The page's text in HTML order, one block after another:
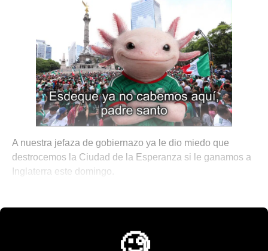
A nuestra jefaza de gobiernazo ya le dio miedo que
destrocemos la Ciudad de la Esperanza si le ganamos a
Inglaterra este domingo.